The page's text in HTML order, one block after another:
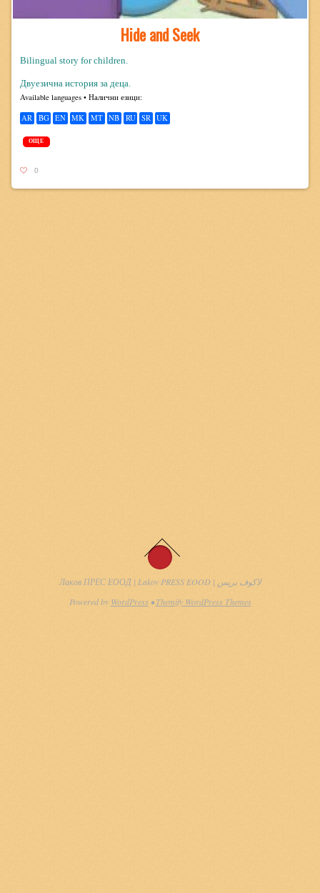
Hide and Seek
Bilingual story for children.
Двуезична история за деца.
Avail­able lan­guages • Налични езици:
AR BG EN MK MT NB RU SR UK
ОЩЕ
0